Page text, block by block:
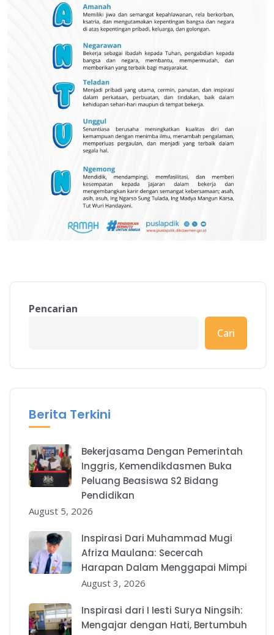
Pencarian
Cari
Berita Terkini
Bekerjasama Dengan Pemerintah
Inggris, Kemendikdasmen Buka
Peluang Beasiswa S2 Bidang
Pendidikan
August 5, 2026
Inspirasi Dari Muhammad Mugi
Afriza Maulana: Secercah
Harapan Dalam Menggapai Mimpi
August 3, 2026
Inspirasi dari I Iesti Surya Ningsih:
Mengajar dengan Hati, Bertumbuh